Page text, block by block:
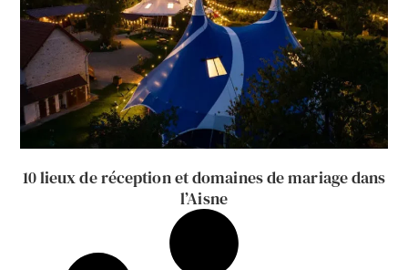
10 lieux de réception et domaines de mariage dans
l’Aisne